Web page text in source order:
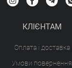
КЛІЄНТАМ
Оплата і доставка
Умови повернення